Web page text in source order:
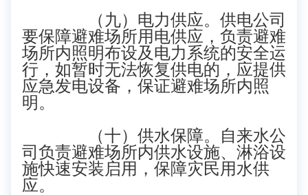
（九）电力供应。供电公司
要保障避难场所用电供应，负责避难
场所内照明布设及电力系统的安全运
行，如暂时无法恢复供电的，应提供
应急发电设备，保证避难场所内照
明。
（十）供水保障。自来水公
司负责避难场所内供水设施、淋浴设
施快速安装启用，保障灾民用水供
应。